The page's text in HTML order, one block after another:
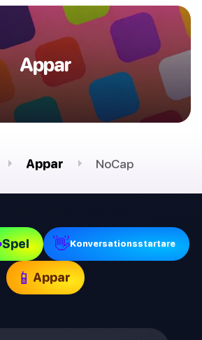
Appar
Appar NoCap
Spel 👋Konversationsstartare
📱 Appar